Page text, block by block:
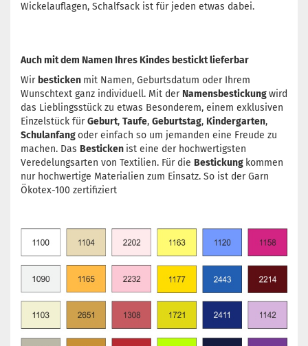
Wickelauflagen, Schalfsack ist für jeden etwas dabei.
Auch mit dem Namen Ihres Kindes bestickt lieferbar
Wir besticken mit Namen, Geburtsdatum oder Ihrem
Wunschtext ganz individuell. Mit der Namensbestickungwird
das Lieblingsstück zu etwas Besonderem, einem exklusiven
Einzelstück fürGeburt, Taufe, Geburtstag, Kindergarten,
Schulanfangoder einfach so um jemanden eine Freude zu
machen. Das Besticken ist eine der hochwertigsten
Veredelungsarten von Textilien. Für die Bestickung kommen
nur hochwertige Materialien zum Einsatz. So ist der Garn
Ökotex-100 zertifiziert